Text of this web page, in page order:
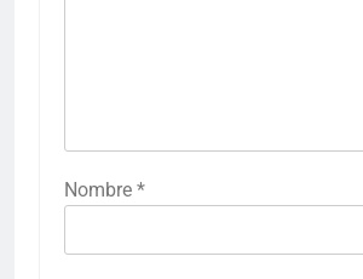
Nombre *